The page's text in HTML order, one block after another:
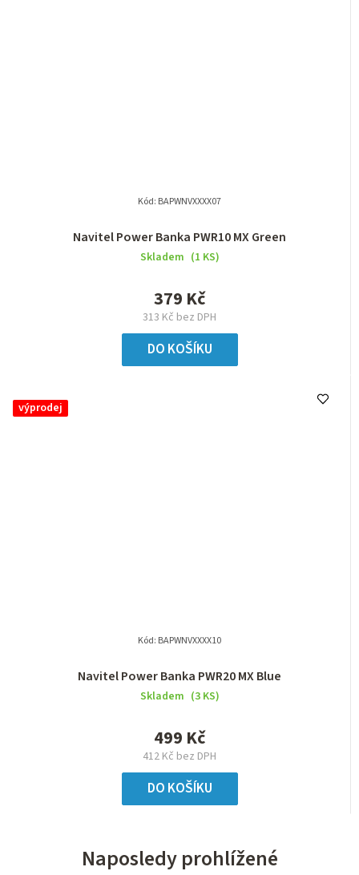
Navitel Power Banka PWR10 MX Green
Skladem (1 KS)
313 Kč bez DPH
379 Kč
DO KOŠÍKU
Kód: BAPWNVXXXX07
výprodej
Navitel Power Banka PWR20 MX Blue
Skladem (3 KS)
412 Kč bez DPH
499 Kč
DO KOŠÍKU
Kód: BAPWNVXXXX10
Naposledy prohlížené